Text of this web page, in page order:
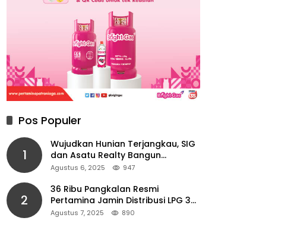
Pos Populer
1
Wujudkan Hunian Terjangkau, SIG
dan Asatu Realty Bangun
Perumahan di Cianjur
Agustus 6, 2025 947
2
36 Ribu Pangkalan Resmi
Pertamina Jamin Distribusi LPG 3
Kg Aman di Jawa Timur
Agustus 7, 2025 890